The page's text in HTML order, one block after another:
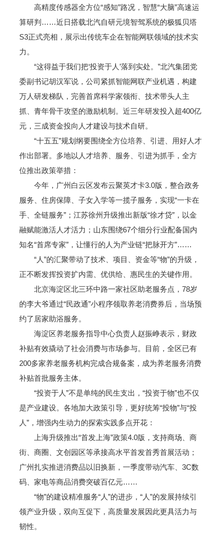
高精度传感器全方位“感知”路况，智慧“大脑”高速运
算研判……近日搭载北汽自研元境智驾系统的极狐贝塔
S3正式亮相，展示出传统车企在智能网联领域的技术实
力。
“这得益于我们把‘投资于人’落到实处。”北汽集团党
委副书记胡汉军说，公司紧抓智能网联产业机遇，构建
万人研发梯队，完善首席科学家领衔、技术带头人主
抓、青年骨干攻坚的激励机制。近三年研发投入超400亿
元，三成资金投向人才建设与技术自研。
“十五五”规划纲要围绕全方位培养、引进、用好人才
作出部署。多地以人才培养、服务、引进为抓手，全方
位推出政策举措：
今年，广州白云区发布云聚英才卡3.0版，整合政务
服务、住房保障、子女入学等一揽子服务，实现“一卡在
手、全链服务”；江苏徐州升级推出新版“徐才贷”，以金
融赋能激活人才活力；山东围绕67个细分行业配备国内
知名“首席专家”，让懂行的人为产业链“把脉开方”……
“人”的汇聚带动了技术、项目、资金等“物”的升级，
正不断发挥投资扩内需、优供给、惠民生的关键作用。
北京海淀区北三环中路一家社区助老服务点，78岁
的李大爷通过“民政通”小程序领取养老消费券后，当场预
约了居家助浴服务。
海淀区养老服务指导中心负责人赵振峥表示，财政
补贴有效撬动了社会消费与市场参与。目前，全区已有
200多家养老服务机构完成合规备案，成为养老服务消费
补贴首批服务主体。
“投资于人”不是单纯的民生支出，“投资于物”也不仅
是产业建设。各地加大政策引导，更好统筹“投物”与“投
人”，增强内生动力的探索实践多点开花：
上海升级推出“首发上海”政策4.0版，支持商场、商
街、商圈、文创园区等承接高水平首发首秀首展活动；
广州扎实推进消费品以旧换新，一季度带动汽车、3C数
码、家电等商品消费突破百亿元……
“物”的建设精准服务“人”的进步，“人”的发展持续引
领产业升级，双向互促下，高质量发展因此更具活力与
韧性。